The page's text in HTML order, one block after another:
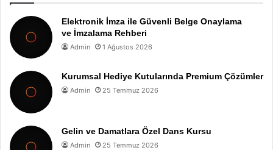
Elektronik İmza ile Güvenli Belge Onaylama
ve İmzalama Rehberi
Admin 1 Ağustos 2026
Kurumsal Hediye Kutularında Premium Çözümler
Admin 25 Temmuz 2026
Gelin ve Damatlara Özel Dans Kursu
Admin 25 Temmuz 2026